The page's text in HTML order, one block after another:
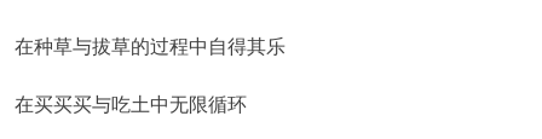
在种草与拔草的过程中自得其乐
在买买买与吃土中无限循环